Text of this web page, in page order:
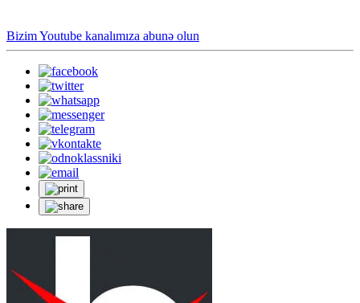
Bizim Youtube kanalımıza abunə olun